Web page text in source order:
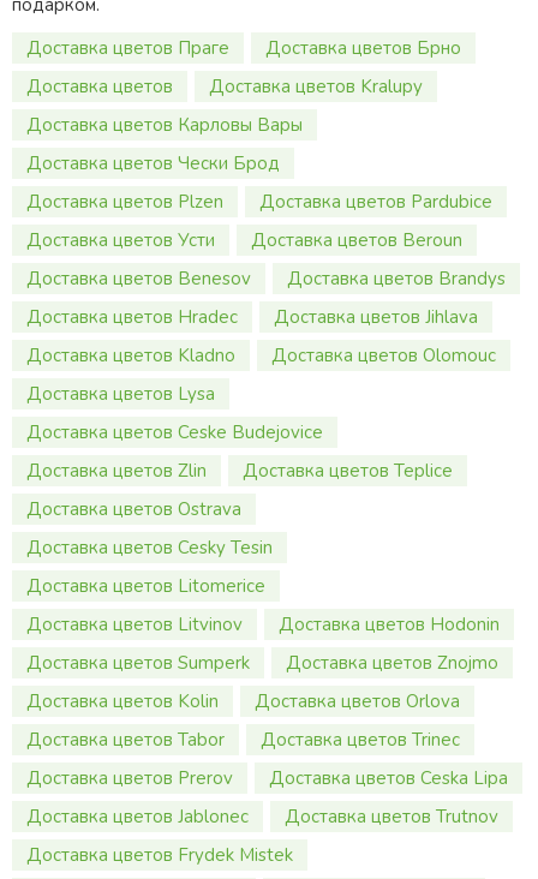
Доставка цветов Праге
Доставка цветов Брно
Доставка цветов
Доставка цветов Kralupy
Доставка цветов Карловы Вары
Доставка цветов Чески Брод
Доставка цветов Plzen
Доставка цветов Pardubice
Доставка цветов Усти
Доставка цветов Beroun
Доставка цветов Benesov
Доставка цветов Brandys
Доставка цветов Hradec
Доставка цветов Jihlava
Доставка цветов Kladno
Доставка цветов Olomouc
Доставка цветов Lysa
Доставка цветов Ceske Budejovice
Доставка цветов Zlin
Доставка цветов Teplice
Доставка цветов Ostrava
Доставка цветов Cesky Tesin
Доставка цветов Litomerice
Доставка цветов Litvinov
Доставка цветов Hodonin
Доставка цветов Sumperk
Доставка цветов Znojmo
Доставка цветов Kolin
Доставка цветов Orlova
Доставка цветов Tabor
Доставка цветов Trinec
Доставка цветов Prerov
Доставка цветов Ceska Lipa
Доставка цветов Jablonec
Доставка цветов Trutnov
Доставка цветов Frydek Mistek